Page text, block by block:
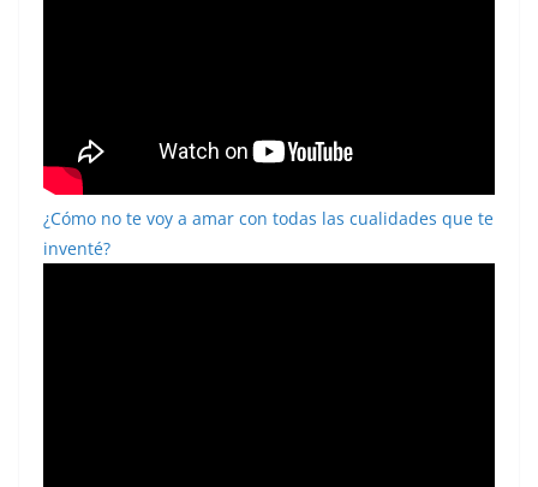
¿Cómo no te voy a amar con todas las cualidades que te
inventé?